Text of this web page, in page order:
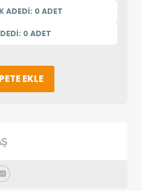
ADEDİ: 0 ADET
0 ADET
EKLE